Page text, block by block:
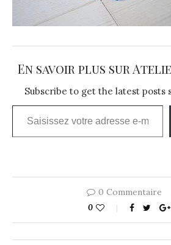
En savoir plus sur
Subscribe to get the latest posts
Saisissez votre adresse e-mail…
0 Commentaire
0